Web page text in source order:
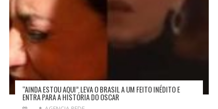
“AINDA ESTOU AQUI” LEVA O BRASIL A UM FEITO INÉDITO E
ENTRA PARA A HISTÓRIA DO OSCAR